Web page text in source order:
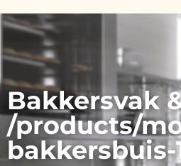
Bakkersvak
/products/
bakkersbuis-